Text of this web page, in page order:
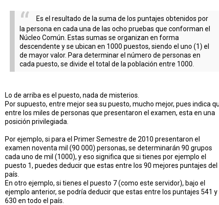
Es el resultado de la suma de los puntajes obtenidos por
la persona en cada una de las ocho pruebas que conforman el
Núcleo Común. Estas sumas se organizan en forma
descendente y se ubican en 1000 puestos, siendo el uno (1) el
de mayor valor. Para determinar el número de personas en
cada puesto, se divide el total de la población entre 1000.
Lo de arriba es el puesto, nada de misterios.
Por supuesto, entre mejor sea su puesto, mucho mejor, pues indica
entre los miles de personas que presentaron el examen, esta en una
posición privilegiada.
Por ejemplo, si para el Primer Semestre de 2010 presentaron el
examen noventa mil (90 000) personas, se determinarán 90 grupos
cada uno de mil (1000), y eso significa que si tienes por ejemplo el
puesto 1, puedes deducir que estas entre los 90 mejores puntajes del
país.
En otro ejemplo, si tienes el puesto 7 (como este servidor), bajo el
ejemplo anterior, se podría deducir que estas entre los puntajes 541 y
630 en todo el país.